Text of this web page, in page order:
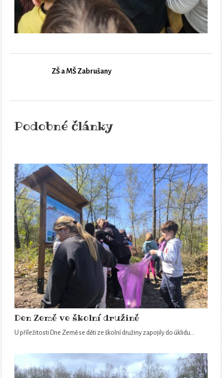
ZŠ a MŠ Zabrušany
Podobné články
Den Země ve školní družině
U příležitosti Dne Země se děti ze školní družiny zapojily do úklidu…